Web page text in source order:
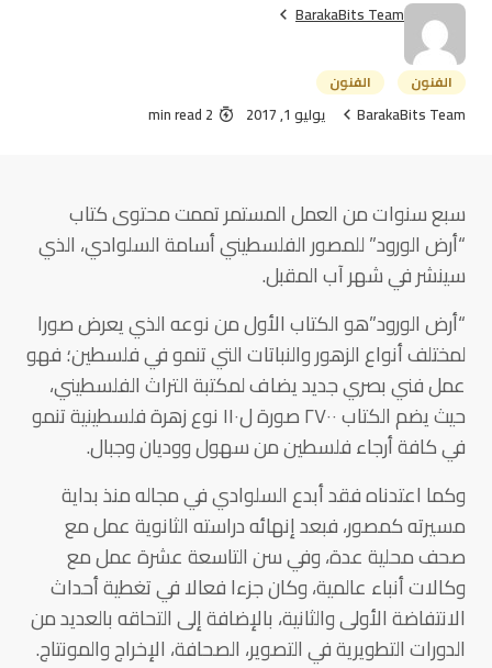
BarakaBits Team
الفنون الفنون
BarakaBits Team يوليو 1, 2017 2 min read
سبع سنوات من العمل المستمر تممت محتوى كتاب
“أرض الورود” للمصور الفلسطيني أسامة السلوادي، الذي
سينشر في شهر آب المقبل.
“أرض الورود”هو الكتاب الأول من نوعه الذي يعرض صورا
لمختلف أنواع الزهور والنباتات التي تنمو في فلسطين؛ فهو
عمل فني بصري جديد يضاف لمكتبة التراث الفلسطيني،
حيث يضم الكتاب ٢٧٠٠ صورة ل١١٠ نوع زهرة فلسطينية تنمو
في كافة أرجاء فلسطين من سهول ووديان وجبال.
وكما اعتدناه فقد أبدع السلوادي في مجاله منذ بداية
مسيرته كمصور، فبعد إنهائه دراسته الثانوية عمل مع
صحف محلية عدة، وفي سن التاسعة عشرة عمل مع
وكالات أنباء عالمية، وكان جزءا فعالا في تغطية أحداث
الانتفاضة الأولى والثانية، بالإضافة إلى التحاقه بالعديد من
الدورات التطويرية في التصوير، الصحافة، الإخراج والمونتاج.